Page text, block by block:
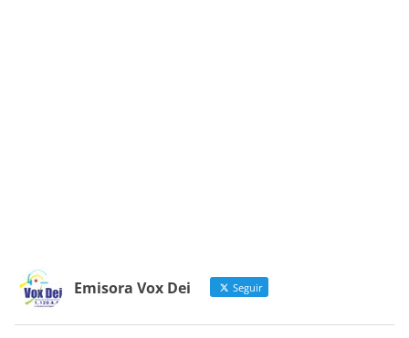
Emisora Vox Dei Seguir